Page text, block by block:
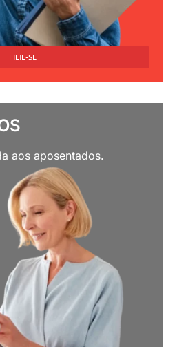
FILIE-SE
aos aposentados.